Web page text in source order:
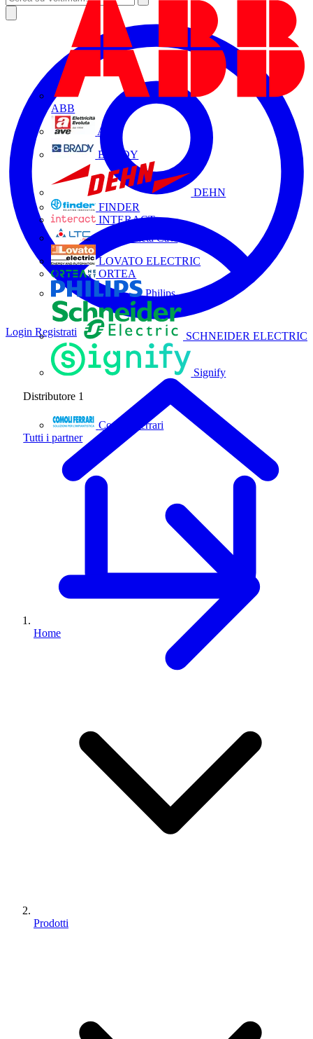
ABB
AVE
BRADY
DEHN
FINDER
INTERACT
La Triveneta Cavi
LOVATO ELECTRIC
ORTEA
Philips
SCHNEIDER ELECTRIC
Signify
Distributore 1
Comoli Ferrari
Tutti i partner
Login Registrati
Home
Prodotti